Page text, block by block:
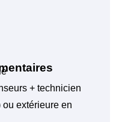
+ technicien
extérieure en